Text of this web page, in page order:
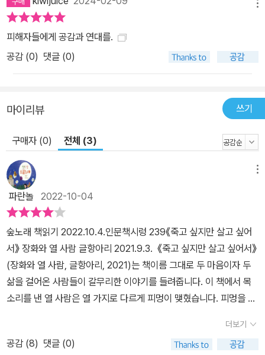
가족들로부터 철저히 외면받고 고립되는 일은 피할 수 없었다. 한편
가해자를 용서하려고 시도한 이들도 있다. 아빠나 오빠에게 사과를
연을 끊고 지내다시피 한다. 가해자들은 과거에도 침묵했고 지금도
을 비난하는 생각에서는 꽤 많이 벗어났다. 지금 이들은 자신을 가해
한 대상에게 ‘당신의 잘못이야’라고 말한다. 그리고 “살아남은 우리는
죄 공소시효 폐지안’을 청와대 민원에 올리고 매달 광장에서 목소리
를 내고 있다. *** 정인은 “내 인생 자체가 친족 성폭력과 성폭력의
역사다. 이것 없이는 나를 설명할 수 없다”고 단언한다. 희망은 “이 상
처로부터 치유되고 회복되는 건 불가능하다”고 말한다. 예원은 “내가
살아야 하는 삶에 선의란 없었고, 그 길은 외롭고 험난했다”고 고백한
다. 이 책에서 들리는 목소리는 이처럼 치유는커녕 어둠 속에서 아직
빠져나오지 못해 헤매는 이들의 것이지만 그래도 이들은 겨자씨만 한
희망을 갖고 자기 인생에서 도망치지 않을 것이라고 말한다. 그리고
각자의 방식으로 삶을 살아내며 생존자들끼리 서로 응원하자고 격려
한다. 추천사를 쓴 또 다른 생존자 김영서 작가는 “독자들이 읽기 힘
들만의 일이 아니라 우리가 연대해서 해결해야 하는 ‘평범한 우리의
문제’이기 때문이다.
피해자들에게 공감과 연대를.
공감 (0) 댓글 (0)
마이리뷰 쓰기
구매자 (0) 전체 (3)
파란놀 2022-10-04
숲노래 책읽기 2022.10.4.인문책시렁 239《죽고 싶지만 살고 싶어
서》 장화와 열 사람 글항아리 2021.9.3. 《죽고 싶지만 살고 싶어서》
(장화와 열 사람, 글항아리, 2021)는 책이름 그대로 두 마음이자 두
삶을 걸어온 사람들이 갈무리한 이야기를 들려줍니다. 이 책에서 목
소리를 낸 열 사람은 열 가지로 다르게 피멍이 맺혔습니다. 피멍을 낸
힌 이를 품을 곳이 보금자리일 텐데, 거꾸로 집이란 곳이 보금자리 구
실을 못 했다지요. 왜 주먹부터 휘두를까요. 왜 아랫도리를 응큼하게
더보기
공감 (8) 댓글 (0)